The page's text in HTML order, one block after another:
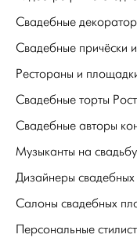
Свадебные
Свадебные причёски
Рестораны и
Свадебные торты
Свадебные авторы
Музыканты на
Дизайнеры
Салоны свадебных
Персональные